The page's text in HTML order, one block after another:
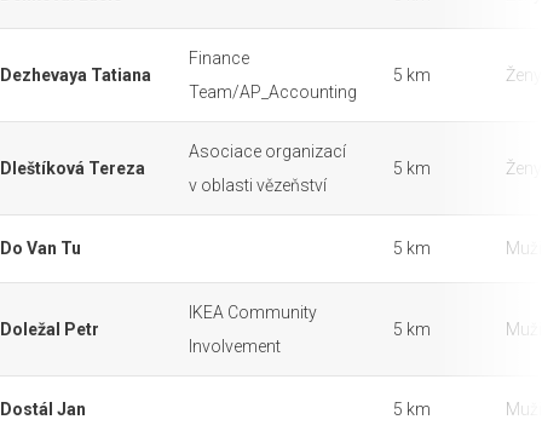
Dezhevaya Tatiana
Finance
Team/AP_Accounting
5 km Ženy
Dleštíková Tereza
Asociace organizací
v oblasti vězeňství
5 km Ženy
Do Van Tu 5 km Muži
Doležal Petr
IKEA Community
Involvement
5 km Muži
Dostál Jan 5 km Muži